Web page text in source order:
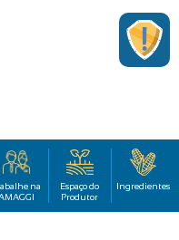
na
Espaço do
Produtor
Ingredientes